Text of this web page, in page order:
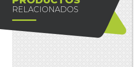
RELACIONADOS